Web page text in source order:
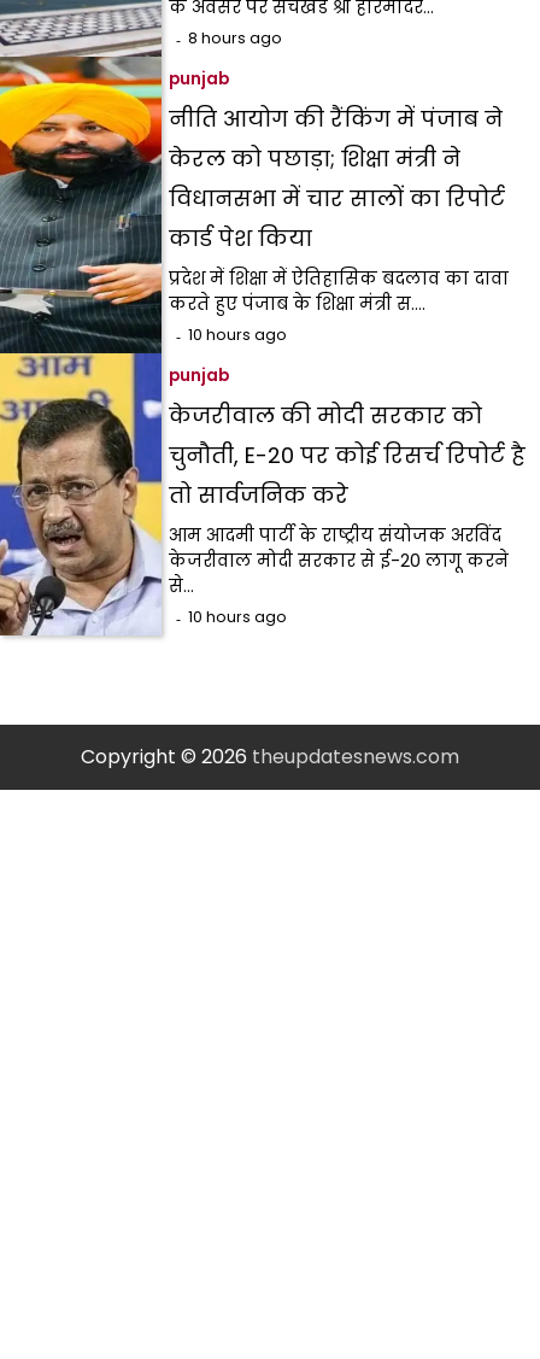
के अवसर पर सचखंड श्री हरिमंदिर…
8 hours ago
punjab
नीति आयोग की रैंकिंग में पंजाब ने
केरल को पछाड़ा; शिक्षा मंत्री ने
विधानसभा में चार सालों का रिपोर्ट
कार्ड पेश किया
प्रदेश में शिक्षा में ऐतिहासिक बदलाव का दावा
करते हुए पंजाब के शिक्षा मंत्री स.…
10 hours ago
punjab
केजरीवाल की मोदी सरकार को
चुनौती, E-20 पर कोई रिसर्च रिपोर्ट है
तो सार्वजनिक करे
आम आदमी पार्टी के राष्ट्रीय संयोजक अरविंद
केजरीवाल मोदी सरकार से ई-20 लागू करने
से…
10 hours ago
Copyright © 2026 theupdatesnews.com